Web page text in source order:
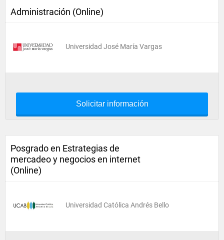
Administración (Online)
Universidad José María Vargas
Solicitar información
Posgrado en Estrategias de
mercadeo y negocios en internet
(Online)
Universidad Católica Andrés Bello